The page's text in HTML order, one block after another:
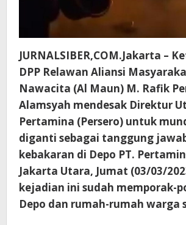
JURNALSIBER,COM.Jakarta –
DPP Relawan Aliansi
Nawacita (Al Maun) M. Rafik
Alamsyah mendesak Direktur
Pertamina (Persero) untuk
diganti sebagai tanggung
kebakaran di Depo PT.
Jakarta Utara, Jumat (03/03/
kejadian ini sudah memporak-
Depo dan rumah-rumah warga